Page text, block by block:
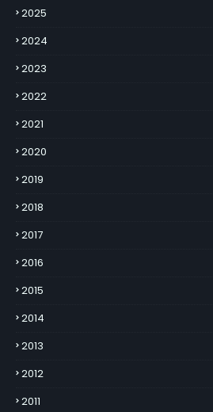
2025
2024
2023
2022
2021
2020
2019
2018
2017
2016
2015
2014
2013
2012
2011